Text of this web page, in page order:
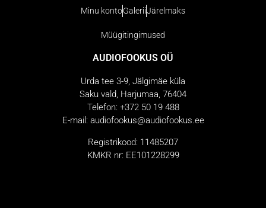
Minu kontoGaleriiJärelmaks
Müügitingimused
AUDIOFOOKUS OÜ
Urda tee 3-9, Jälgimäe küla
Saku vald, Harjumaa, 76404
Telefon: +372 50 19 488
E-mail: audiofookus@audiofookus.ee
Registrikood: 11485207
KMKR nr: EE101228299